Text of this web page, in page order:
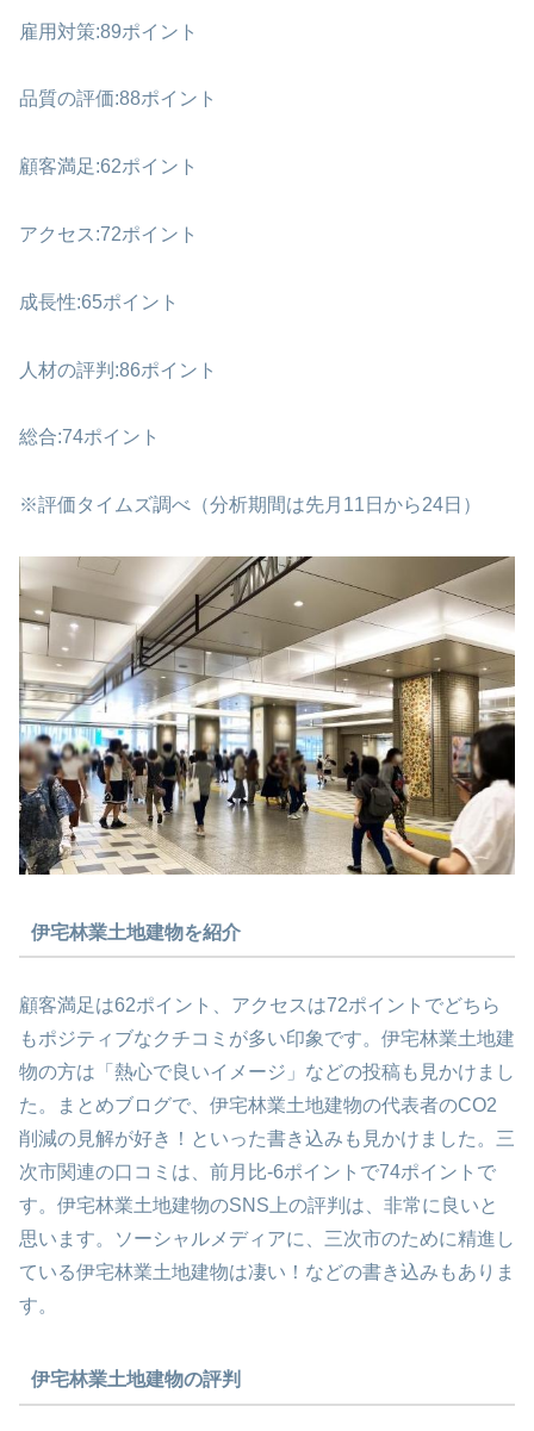
雇用対策:89ポイント
品質の評価:88ポイント
顧客満足:62ポイント
アクセス:72ポイント
成長性:65ポイント
人材の評判:86ポイント
総合:74ポイント
※評価タイムズ調べ（分析期間は先月11日から24日）
伊宅林業土地建物を紹介
顧客満足は62ポイント、アクセスは72ポイントでどちら
もポジティブなクチコミが多い印象です。伊宅林業土地建
物の方は「熱心で良いイメージ」などの投稿も見かけまし
た。まとめブログで、伊宅林業土地建物の代表者のCO2
削減の見解が好き！といった書き込みも見かけました。三
次市関連の口コミは、前月比-6ポイントで74ポイントで
す。伊宅林業土地建物のSNS上の評判は、非常に良いと
思います。ソーシャルメディアに、三次市のために精進し
ている伊宅林業土地建物は凄い！などの書き込みもありま
す。
伊宅林業土地建物の評判